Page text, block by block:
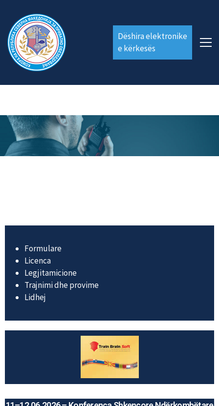
Dëshira elektronike
e kërkesës
Formulare
Licenca
Legjitamicione
Trajnimi dhe provime
Lidhej